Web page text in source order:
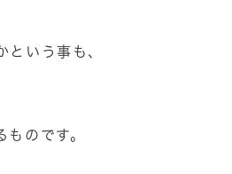
という事も、
のです。